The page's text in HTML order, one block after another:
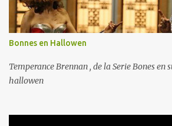
Bonnes en Hallowen
Temperance Brennan , de la Serie Bones en
hallowen